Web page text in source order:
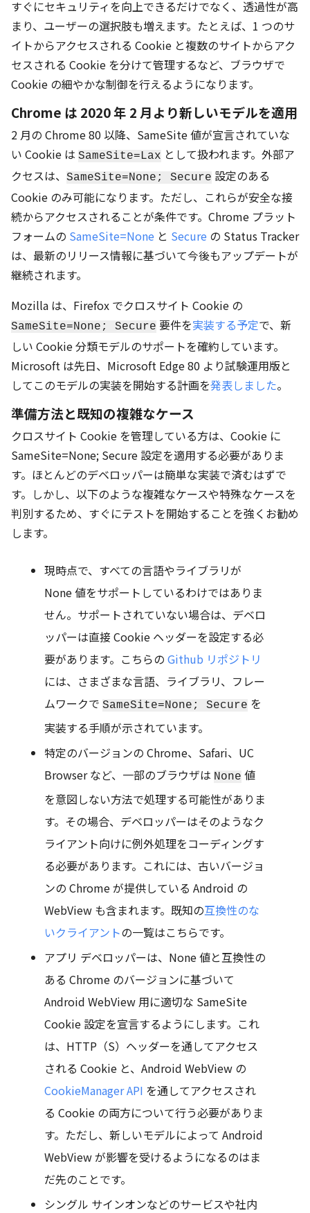
すぐにセキュリティを向上できるだけでなく、透過性が高
まり、ユーザーの選択肢も増えます。たとえば、1 つのサ
イトからアクセスされる Cookie と複数のサイトからアク
セスされる Cookie を分けて管理するなど、ブラウザで
Cookie の細やかな制御を行えるようになります。
Chrome は 2020 年 2 月より新しいモデルを適用
2 月の Chrome 80 以降、SameSite 値が宣言されていな
い Cookie は SameSite=Lax として扱われます。外部ア
クセスは、 SameSite=None; Secure 設定のある
Cookie のみ可能になります。ただし、これらが安全な接
続からアクセスされることが条件です。Chrome プラット
フォームの SameSite=None と Secure の Status Tracker
は、最新のリリース情報に基づいて今後もアップデートが
継続されます。
Mozilla は、Firefox でクロスサイト Cookie の
SameSite=None; Secure 要件を実装する予定で、新
しい Cookie 分類モデルのサポートを確約しています。
Microsoft は先日、Microsoft Edge 80 より試験運用版と
してこのモデルの実装を開始する計画を発表しました。
準備方法と既知の複雑なケース
クロスサイト Cookie を管理している方は、Cookie に
SameSite=None; Secure 設定を適用する必要がありま
す。ほとんどのデベロッパーは簡単な実装で済むはずで
す。しかし、以下のような複雑なケースや特殊なケースを
判別するため、すぐにテストを開始することを強くお勧め
します。
現時点で、すべての言語やライブラリが
None 値をサポートしているわけではありま
せん。サポートされていない場合は、デベロ
ッパーは直接 Cookie ヘッダーを設定する必
要があります。こちらの Github リポジトリ
には、さまざまな言語、ライブラリ、フレー
ムワークで SameSite=None; Secure を
実装する手順が示されています。
特定のバージョンの Chrome、Safari、UC
Browser など、一部のブラウザは None 値
を意図しない方法で処理する可能性がありま
す。その場合、デベロッパーはそのようなク
ライアント向けに例外処理をコーディングす
る必要があります。これには、古いバージョ
ンの Chrome が提供している Android の
WebView も含まれます。既知の互換性のな
いクライアントの一覧はこちらです。
アプリ デベロッパーは、None 値と互換性の
ある Chrome のバージョンに基づいて
Android WebView 用に適切な SameSite
Cookie 設定を宣言するようにします。これ
は、HTTP（S）ヘッダーを通してアクセス
される Cookie と、Android WebView の
CookieManager API を通してアクセスされ
る Cookie の両方について行う必要がありま
す。ただし、新しいモデルによって Android
WebView が影響を受けるようになるのはま
だ先のことです。
シングル サインオンなどのサービスや社内